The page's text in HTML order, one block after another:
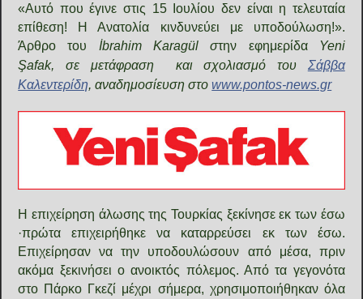
«Αυτό που έγινε στις 15 Ιουλίου δεν είναι η τελευταία
επίθεση! Η Ανατολία κινδυνεύει με υποδούλωση!».
Άρθρο του İbrahim Karagül στην εφημερίδα Yeni
Şafak, σε μετάφραση και σχολιασμό του Σάββα
Καλεντερίδη, αναδημοσίευση στοwww.pontos-news.gr
Η επιχείρηση άλωσης της Τουρκίας ξεκίνησε εκ των έσω
·πρώτα επιχειρήθηκε να καταρρεύσει εκ των έσω.
Επιχείρησαν να την υποδουλώσουν από μέσα, πριν
ακόμα ξεκινήσει ο ανοικτός πόλεμος. Από τα γεγονότα
στο Πάρκο Γκεζί μέχρι σήμερα, χρησιμοποιήθηκαν όλα